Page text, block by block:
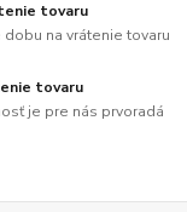
tovaru
na vrátenie tovaru
tovaru
je pre nás prvoradá